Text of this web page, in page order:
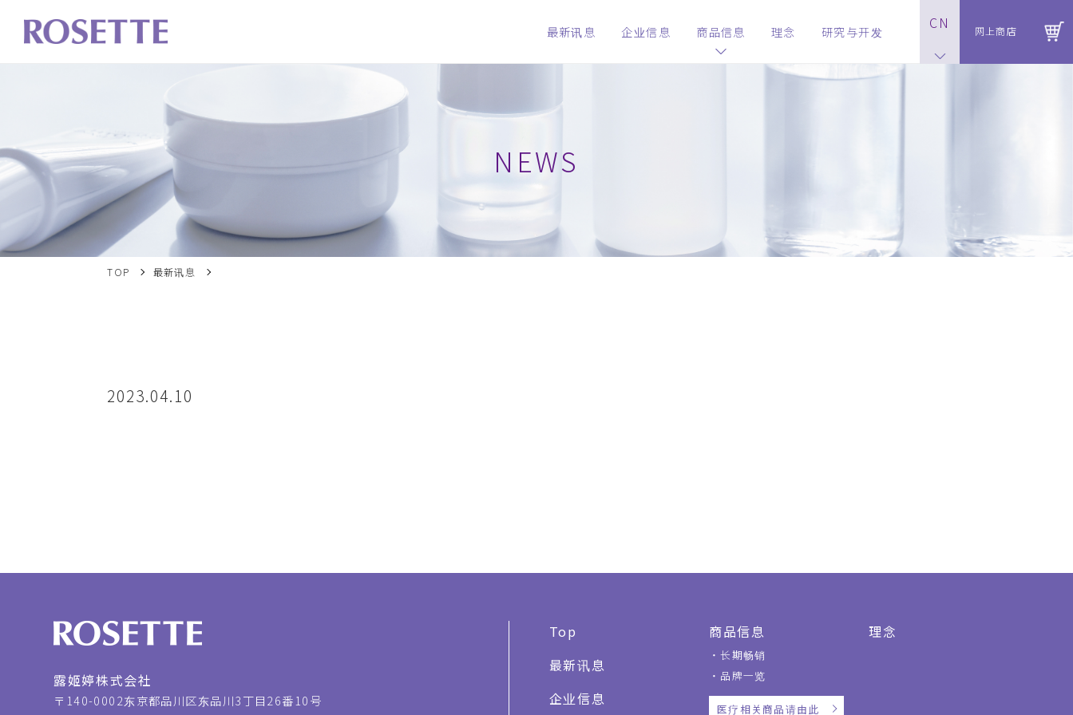
最新讯息 企业信息 商品信息 理念 研究与开发 CN 网上商店
NEWS
TOP 最新讯息
2023.04.10
露姬婷株式会社
〒140-0002东京都品川区东品川3丁目26番10号
Top
最新讯息
企业信息
商品信息
长期畅销
品牌一览
医疗相关商品请由此
理念